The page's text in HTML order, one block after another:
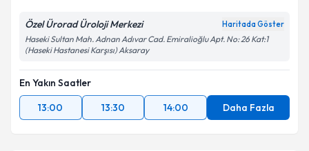
Kişisel verilerimin işlenmesine ilişkinAydınlatma
Metni'ni okudum ve kişisel verilerimin belirtilen
kapsamda işlenmesini kabul ediyorum.
Takvim Talebini Gönder
Özel Ürorad Üroloji Merkezi Haritada Göster
Haseki Sultan Mah. Adnan Adıvar Cad. Emiralioğlu Apt. No: 26 Kat:1
(Haseki Hastanesi Karşısı) Aksaray
En Yakın Saatler
13:00
13:30 14:00 Daha Fazla